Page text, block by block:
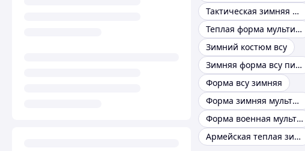
Тактическая зимняя форма
Теплая форма мультикам
Зимний костюм всу
Зимняя форма всу пиксель
Форма всу зимняя
Форма зимняя мультикам 48
Форма военная мультикам осень-зима на флисе зсу
Армейская теплая зимняя форма